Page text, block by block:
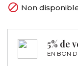
 Non
5% de
EN BON